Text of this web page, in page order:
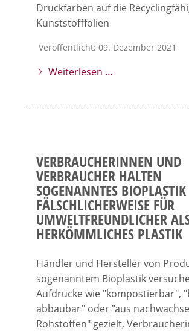
Druckfarben auf die
Kunststofffolien
Veröffentlicht: 09. Dezember 2021
Weiterlesen …
VERBRAUCHERINNEN UND
VERBRAUCHER HALTEN
SOGENANNTES BIOPLASTIK
FÄLSCHLICHERWEISE FÜR
UMWELTFREUNDLICHER
HERKÖMMLICHES PLASTIK
Händler und Hersteller von
sogenanntem Bioplastik
Aufdrucke wie "kompostierbar",
abbaubar" oder "aus
Rohstoffen" gezielt,